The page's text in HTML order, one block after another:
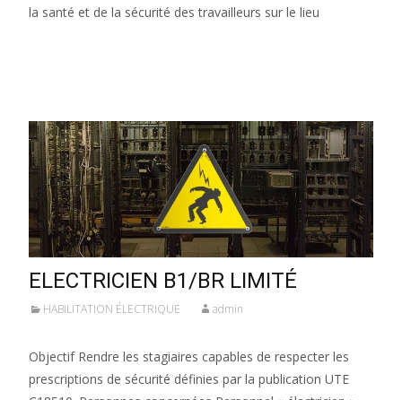
la santé et de la sécurité des travailleurs sur le lieu
ELECTRICIEN B1/BR LIMITÉ
HABILITATION ÉLECTRIQUE admin
Objectif Rendre les stagiaires capables de respecter les
prescriptions de sécurité définies par la publication UTE